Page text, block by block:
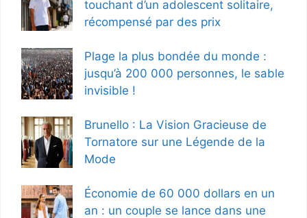
touchant d’un adolescent solitaire,
récompensé par des prix
Plage la plus bondée du monde :
jusqu’à 200 000 personnes, le sable
invisible !
Brunello : La Vision Gracieuse de
Tornatore sur une Légende de la
Mode
Économie de 60 000 dollars en un
an : un couple se lance dans une